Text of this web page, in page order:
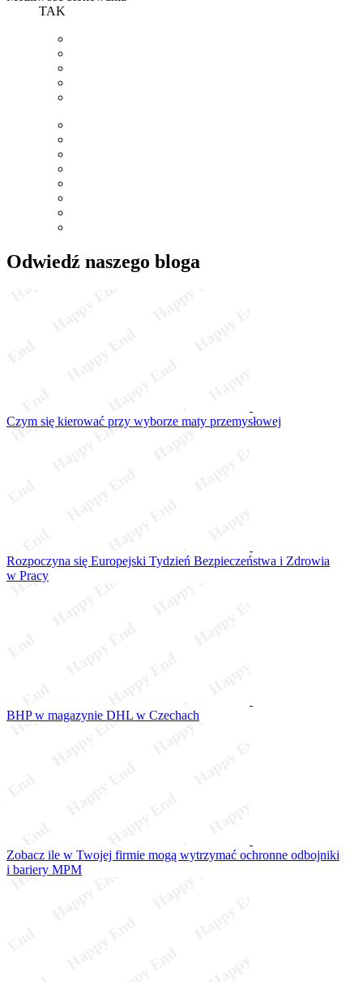
TAK
Odwiedź naszego bloga
Czym się kierować przy wyborze maty przemysłowej
Rozpoczyna się Europejski Tydzień Bezpieczeństwa i Zdrowia
w Pracy
BHP w magazynie DHL w Czechach
Zobacz ile w Twojej firmie mogą wytrzymać ochronne odbojniki
i bariery MPM